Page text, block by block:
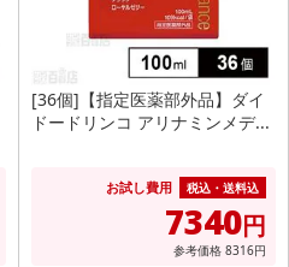
[36個]【指定医薬部外品】ダイ
ドードリンコ アリナミンメデ...
お試し費用 税込・送料込
7340円
参考価格 8316円